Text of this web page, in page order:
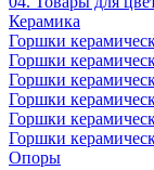
Керамика
Горшки
Горшки
Горшки
Горшки
Горшки
Горшки
Опоры